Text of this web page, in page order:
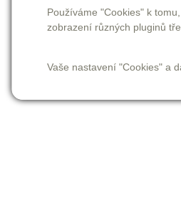
Používáme "Cookies" k
zobrazení různých pluginů
Vaše nastavení "Cookies" a